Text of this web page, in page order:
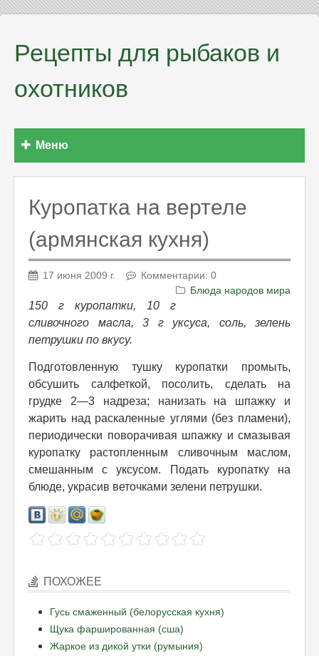
Рецепты для рыбаков и
охотников
Меню
Куропатка на вертеле
(армянская кухня)
17 июня 2009 г.
Комментарии: 0
Блюда народов мира
150 г куропатки, 10 г
сливочного масла, 3 г уксуса, соль, зелень
петрушки по вкусу.
Подготовленную тушку куропатки промыть,
обсушить салфеткой, посолить, сделать на
грудке 2—3 надреза; нанизать на шпажку и
жарить над раскаленные углями (без пламени),
периодически поворачивая шпажку и смазывая
куропатку растопленным сливочным маслом,
смешанным с уксусом. Подать куропатку на
блюде, украсив веточками зелени петрушки.
ПОХОЖЕЕ
Гусь смаженный (белорусская кухня)
Щука фаршированная (сша)
Жаркое из дикой утки (румыния)